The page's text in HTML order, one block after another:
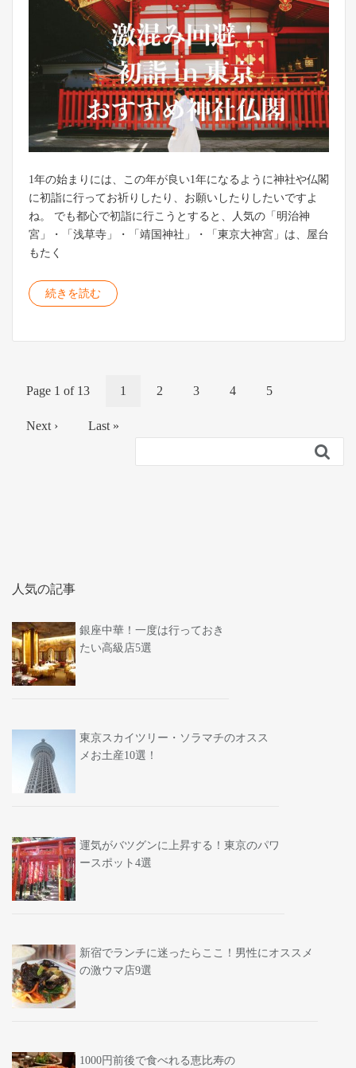
1年の始まりには、この年が良い1年になるように神社や仏閣
に初詣に行ってお祈りしたり、お願いしたりしたいですよ
ね。 でも都心で初詣に行こうとすると、人気の「明治神
宮」・「浅草寺」・「靖国神社」・「東京大神宮」は、屋台
もたく
続きを読む
Page 1 of 13 1 2 3 4 5
Next › Last »

人気の記事
銀座中華！一度は行っておき
たい高級店5選
東京スカイツリー・ソラマチのオスス
メお土産10選！
運気がバツグンに上昇する！東京のパワ
ースポット4選
新宿でランチに迷ったらここ！男性にオススメ
の激ウマ店9選
1000円前後で食べれる恵比寿の